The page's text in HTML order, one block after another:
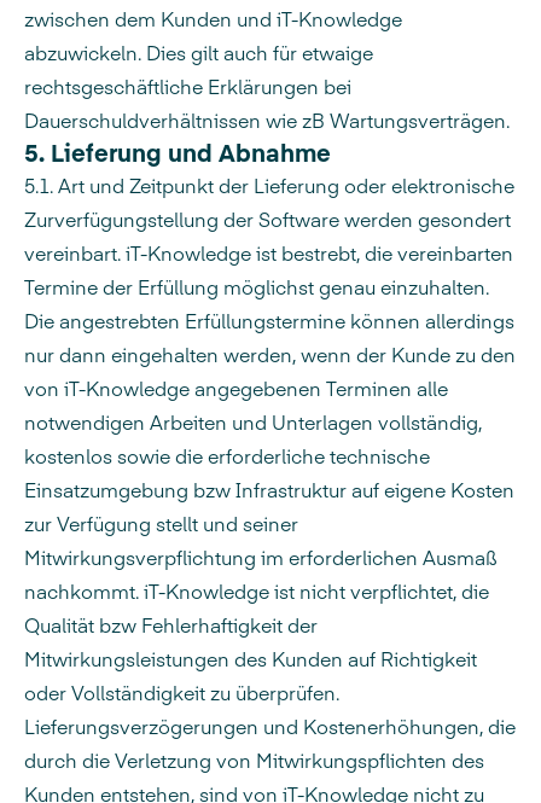
zwischen dem Kunden und iT-Knowledge
abzuwickeln. Dies gilt auch für etwaige
rechtsgeschäftliche Erklärungen bei
Dauerschuldverhältnissen wie zB Wartungsverträgen.
5. Lieferung und Abnahme
5.1. Art und Zeitpunkt der Lieferung oder elektronische
Zurverfügungstellung der Software werden gesondert
vereinbart. iT-Knowledge ist bestrebt, die vereinbarten
Termine der Erfüllung möglichst genau einzuhalten.
Die angestrebten Erfüllungstermine können allerdings
nur dann eingehalten werden, wenn der Kunde zu den
von iT-Knowledge angegebenen Terminen alle
notwendigen Arbeiten und Unterlagen vollständig,
kostenlos sowie die erforderliche technische
Einsatzumgebung bzw Infrastruktur auf eigene Kosten
zur Verfügung stellt und seiner
Mitwirkungsverpflichtung im erforderlichen Ausmaß
nachkommt. iT-Knowledge ist nicht verpflichtet, die
Qualität bzw Fehlerhaftigkeit der
Mitwirkungsleistungen des Kunden auf Richtigkeit
oder Vollständigkeit zu überprüfen.
Lieferungsverzögerungen und Kostenerhöhungen, die
durch die Verletzung von Mitwirkungspflichten des
Kunden entstehen, sind von iT-Knowledge nicht zu